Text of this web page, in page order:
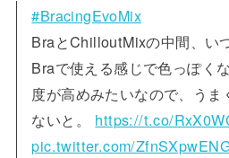
#BracingEvoMix
BraとChilloutMixの中間、い
Braで使える感じで色っぽく
度が高めみたいなので、うま
ないと。 https://t.co/
pic.twitter.com/